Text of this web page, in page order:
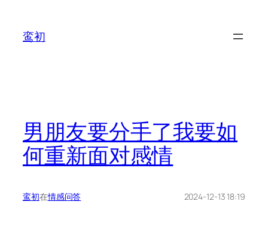
鸾初
男朋友要分手了我要如
何重新面对感情
鸾初在情感问答 2024-12-13 18:19